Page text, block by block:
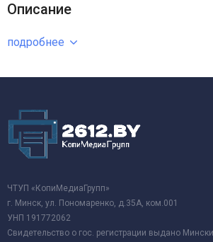
Описание
подробнее
ЧТУП «КопиМедиаГрупп»
г. Минск, ул. Пономаренко, д.35А, ком.001
УНП 191772062
Свидетельство о гос. регистрации выдано